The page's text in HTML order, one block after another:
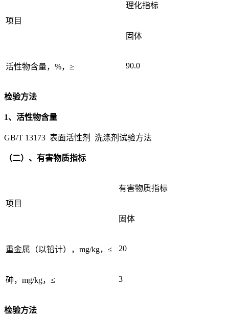
项目
理化指标
固体
活性物含量，%，≥ 90.0
检验方法
1、活性物含量
GB/T 13173 表面活性剂 洗涤剂试验方法
（二）、有害物质指标
项目
有害物质指标
固体
重金属（以铅计），mg/kg，≤ 20
砷，mg/kg，≤ 3
检验方法